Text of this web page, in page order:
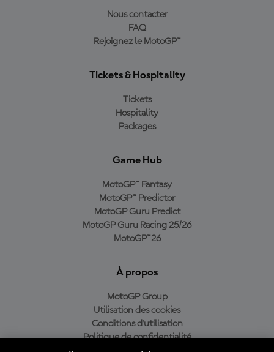
Nous contacter
FAQ
Rejoignez le MotoGP™
Tickets & Hospitality
Tickets
Hospitality
Packages
Game Hub
MotoGP™ Fantasy
MotoGP™ Predictor
MotoGP Guru Predict
MotoGP Guru Racing 25/26
MotoGP™26
À propos
MotoGP Group
Utilisation des cookies
Conditions d'utilisation
Politique de confidentialité